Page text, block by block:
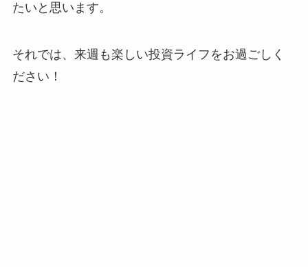
たいと思います。
それでは、来週も楽しい投資ライフをお過ごしく
ださい！